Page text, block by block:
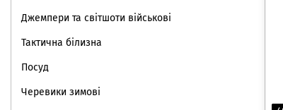
Джемпери та світшоти військові
Тактична білизна
Посуд
Черевики зимові